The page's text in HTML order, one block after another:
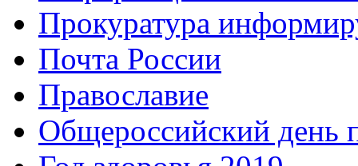
Прокуратура
Почта России
Православие
Общероссийский день